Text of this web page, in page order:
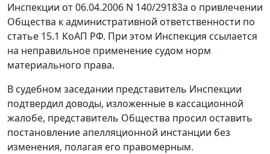
Инспекции от 06.04.2006 N 140/29183а о привлечении
Общества к административной ответственности по
статье 15.1 КоАП РФ. При этом Инспекция ссылается
на неправильное применение судом норм
материального права.
В судебном заседании представитель Инспекции
подтвердил доводы, изложенные в кассационной
жалобе, представитель Общества просил оставить
постановление апелляционной инстанции без
изменения, полагая его правомерным.